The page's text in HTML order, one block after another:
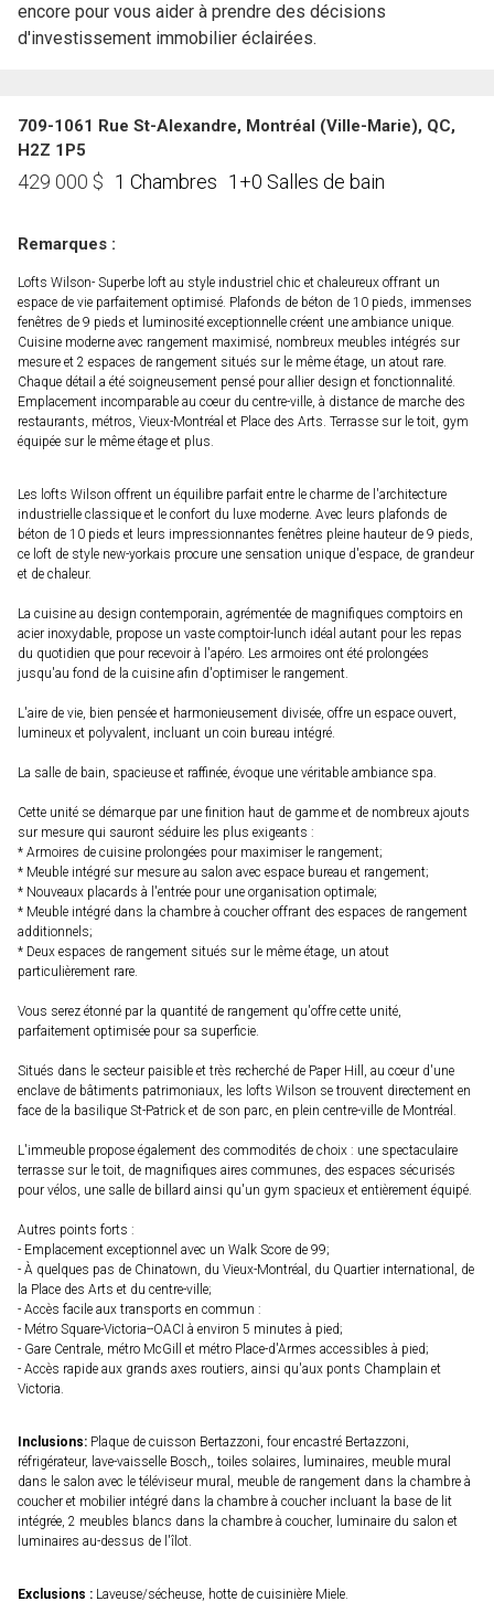
encore pour vous aider à prendre des décisions
d'investissement immobilier éclairées.
709-1061 Rue St-Alexandre, Montréal (Ville-Marie), QC,
H2Z 1P5
429 000 $ 1 Chambres 1+0 Salles de bain
Remarques :
Lofts Wilson- Superbe loft au style industriel chic et chaleureux offrant un
espace de vie parfaitement optimisé. Plafonds de béton de 10 pieds, immenses
fenêtres de 9 pieds et luminosité exceptionnelle créent une ambiance unique.
Cuisine moderne avec rangement maximisé, nombreux meubles intégrés sur
mesure et 2 espaces de rangement situés sur le même étage, un atout rare.
Chaque détail a été soigneusement pensé pour allier design et fonctionnalité.
Emplacement incomparable au coeur du centre-ville, à distance de marche des
restaurants, métros, Vieux-Montréal et Place des Arts. Terrasse sur le toit, gym
équipée sur le même étage et plus.
Les lofts Wilson offrent un équilibre parfait entre le charme de l'architecture
industrielle classique et le confort du luxe moderne. Avec leurs plafonds de
béton de 10 pieds et leurs impressionnantes fenêtres pleine hauteur de 9 pieds,
ce loft de style new-yorkais procure une sensation unique d'espace, de grandeur
et de chaleur.
La cuisine au design contemporain, agrémentée de magnifiques comptoirs en
acier inoxydable, propose un vaste comptoir-lunch idéal autant pour les repas
du quotidien que pour recevoir à l'apéro. Les armoires ont été prolongées
jusqu'au fond de la cuisine afin d'optimiser le rangement.
L'aire de vie, bien pensée et harmonieusement divisée, offre un espace ouvert,
lumineux et polyvalent, incluant un coin bureau intégré.
La salle de bain, spacieuse et raffinée, évoque une véritable ambiance spa.
Cette unité se démarque par une finition haut de gamme et de nombreux ajouts
sur mesure qui sauront séduire les plus exigeants :
* Armoires de cuisine prolongées pour maximiser le rangement;
* Meuble intégré sur mesure au salon avec espace bureau et rangement;
* Nouveaux placards à l'entrée pour une organisation optimale;
* Meuble intégré dans la chambre à coucher offrant des espaces de rangement
additionnels;
* Deux espaces de rangement situés sur le même étage, un atout
particulièrement rare.
Vous serez étonné par la quantité de rangement qu'offre cette unité,
parfaitement optimisée pour sa superficie.
Situés dans le secteur paisible et très recherché de Paper Hill, au coeur d'une
enclave de bâtiments patrimoniaux, les lofts Wilson se trouvent directement en
face de la basilique St-Patrick et de son parc, en plein centre-ville de Montréal.
L'immeuble propose également des commodités de choix : une spectaculaire
terrasse sur le toit, de magnifiques aires communes, des espaces sécurisés
pour vélos, une salle de billard ainsi qu'un gym spacieux et entièrement équipé.
Autres points forts :
- Emplacement exceptionnel avec un Walk Score de 99;
- À quelques pas de Chinatown, du Vieux-Montréal, du Quartier international, de
la Place des Arts et du centre-ville;
- Accès facile aux transports en commun :
- Métro Square-Victoria--OACI à environ 5 minutes à pied;
- Gare Centrale, métro McGill et métro Place-d'Armes accessibles à pied;
- Accès rapide aux grands axes routiers, ainsi qu'aux ponts Champlain et
Victoria.
Inclusions: Plaque de cuisson Bertazzoni, four encastré Bertazzoni,
réfrigérateur, lave-vaisselle Bosch,, toiles solaires, luminaires, meuble mural
dans le salon avec le téléviseur mural, meuble de rangement dans la chambre à
coucher et mobilier intégré dans la chambre à coucher incluant la base de lit
intégrée, 2 meubles blancs dans la chambre à coucher, luminaire du salon et
luminaires au-dessus de l'îlot.
Exclusions : Laveuse/sécheuse, hotte de cuisinière Miele.